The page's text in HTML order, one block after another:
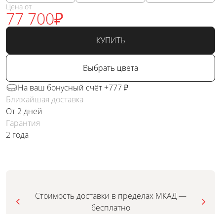
Цена от
77 700₽
КУПИТЬ
Выбрать цвета
На ваш бонусный счёт +777 ₽
Ближайшая доставка
От 2 дней
Гарантия
2 года
Стоимость доставки в пределах МКАД —
бесплатно